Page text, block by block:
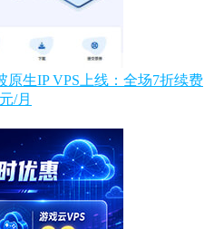
生IP VPS上线：全场7折续费
/月